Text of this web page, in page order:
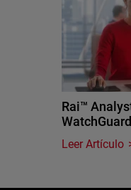
Rai™
Leer Artículo